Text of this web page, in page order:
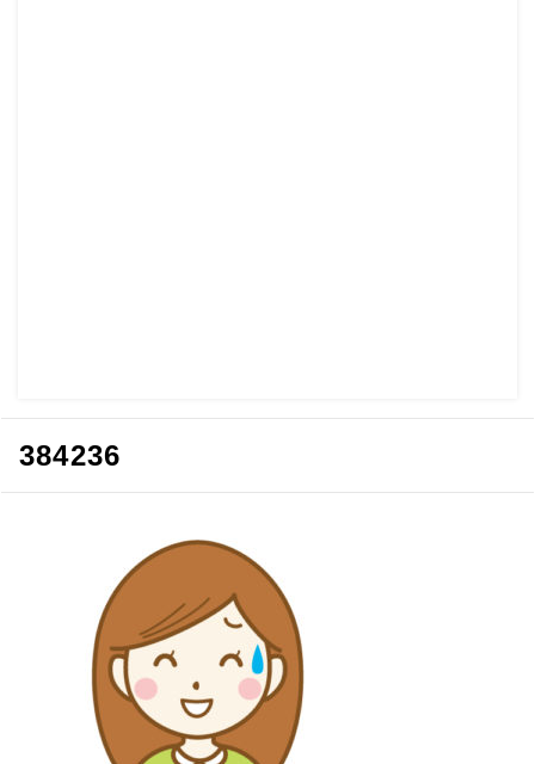
384236